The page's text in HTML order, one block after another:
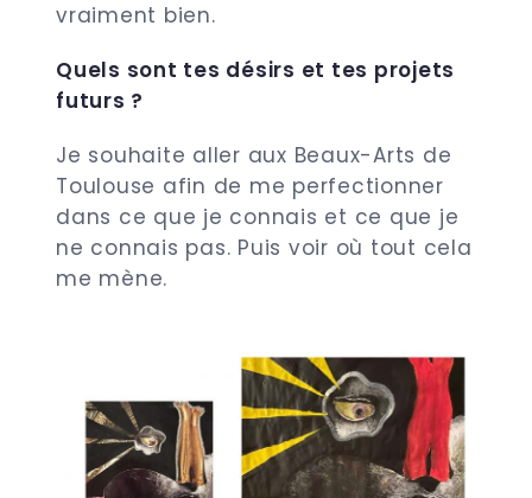
vraiment bien.
Quels sont tes désirs et tes projets
futurs ?
Je souhaite aller aux Beaux-Arts de
Toulouse afin de me perfectionner
dans ce que je connais et ce que je
ne connais pas. Puis voir où tout cela
me mène.